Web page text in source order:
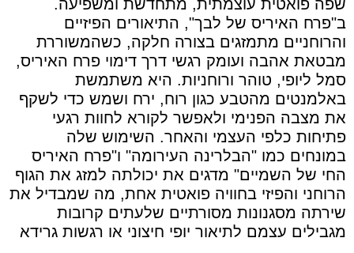
שפה פואטית עוצמתית, מתחדשת ומשפיעה.
ב"פרח האיריס של לבך", התיאורים הפיזיים
והרוחניים מתמזגים בצורה חלקה, כשהמשוררת
מבטאת אהבה ועומק רגשי דרך דימוי פרח האיריס,
סמל ליופי, טוהר ורוחניות. היא משתמשת
באלמנטים מהטבע כגון רוח, ירח ושמש כדי לשקף
את מצבה הפנימי ולאפשר לקורא לחוות רגעי
פתיחות כלפי העצמי והאחר. השימוש שלה
במונחים כמו "הבלרינה העירומה" ו"פרח האיריס
החי של השמיים" מדגים את יכולתה למזג את הגוף
הרוחני והפיזי בחוויה פואטית אחת, מה שמבדיל את
שירתה מסגנונות מסורתיים שלעתים קרובות
מגבילים עצמם לתיאור יופי חיצוני או רגשות גרידא